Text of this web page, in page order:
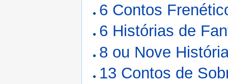
6 Contos
6 Histórias de
8 ou Nove
13 Contos de